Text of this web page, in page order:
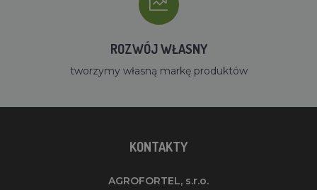
ROZWÓJ WŁASNY
tworzymy własną markę produktów
KONTAKTY
AGROFORTEL, s.r.o.